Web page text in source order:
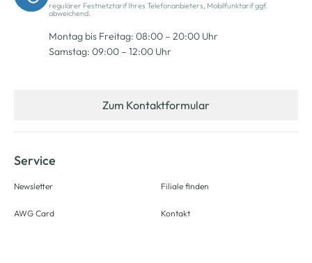
regulärer Festnetztarif Ihres Telefonanbieters, Mobilfunktarif ggf.
abweichend.
Montag bis Freitag: 08:00 – 20:00 Uhr
Samstag: 09:00 – 12:00 Uhr
Zum Kontaktformular
Service
Newsletter
AWG Card
Filiale finden
Kontakt